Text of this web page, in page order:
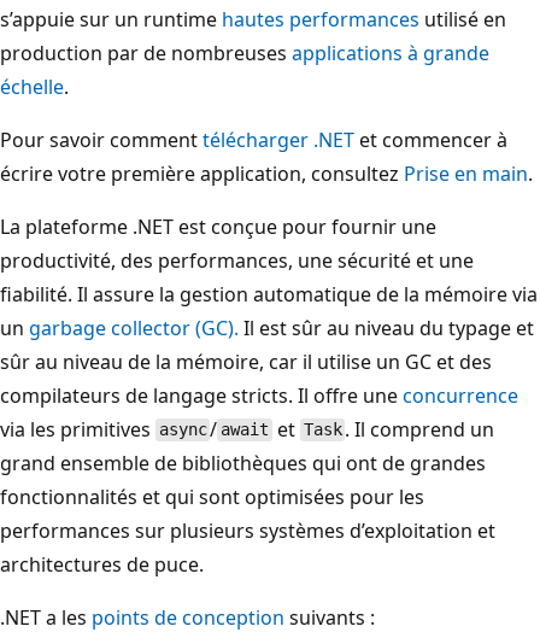
s’appuie sur un runtime hautes performances utilisé en
production par de nombreuses applications à grande
échelle.
Pour savoir commenttélécharger .NETet commencer à
écrire votre première application, consultez Prise en main.
La plateforme .NET est conçue pour fournir une
productivité, des performances, une sécurité et une
fiabilité. Il assure la gestion automatique de la mémoire via
un garbage collector (GC). Il est sûr au niveau du typage et
sûr au niveau de la mémoire, car il utilise un GC et des
compilateurs de langage stricts. Il offre uneconcurrence
via les primitives async/ await et Task . Il comprend un
grand ensemble de bibliothèques qui ont de grandes
fonctionnalités et qui sont optimisées pour les
performances sur plusieurs systèmes d’exploitation et
architectures de puce.
.NET a les points de conception suivants :